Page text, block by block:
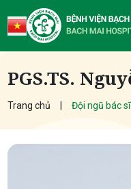
PGS.TS.
Trang chủ Đội ngũ bác sĩ